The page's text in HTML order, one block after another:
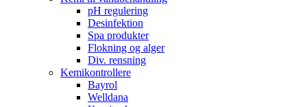
pH regulering
Desinfektion
Spa produkter
Flokning og alger
Div. rensning
Kemikontrollere
Bayrol
Welldana